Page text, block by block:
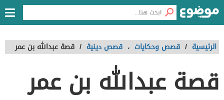
الرئيسية / قصص وحكايات ، قصص دينية / قصة عبدالله بن عمر
قصة عبدالله بن عمر